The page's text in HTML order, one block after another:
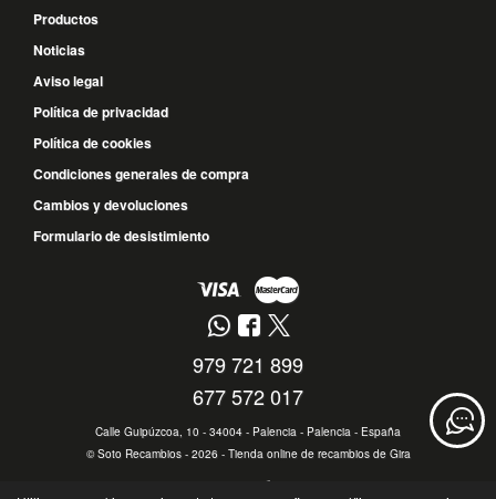
Productos
Noticias
Aviso legal
Política de privacidad
Política de cookies
Condiciones generales de compra
Cambios y devoluciones
Formulario de desistimiento
979 721 899
677 572 017
Calle Guipúzcoa, 10 - 34004 - Palencia - Palencia - España
©Soto Recambios- 2026 - Tienda online de recambios de Gira